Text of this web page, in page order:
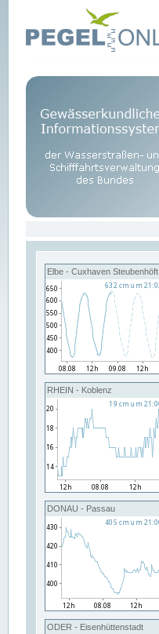
Elbe - Cuxhaven Steubenhöft
RHEIN - Koblenz
DONAU - Passau
ODER - Eisenhüttenstadt